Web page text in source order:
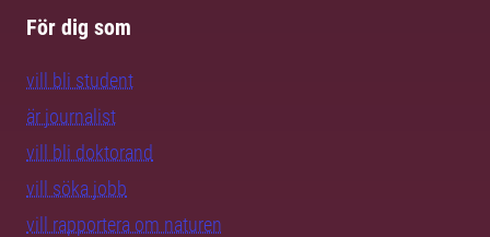
För dig som
vill bli student
är journalist
vill bli doktorand
vill söka jobb
vill rapportera om naturen